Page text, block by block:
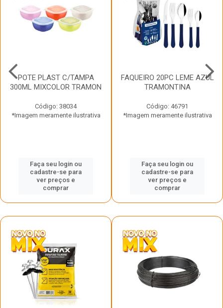
POTE PLAST C/TAMPA
300ML MIXCOLOR TRAMON
Código: 38034
*Imagem meramente ilustrativa
Faça seu login ou
cadastre-se para
ver preços e
comprar
FAQUEIRO 20PC LEME AZUL
TRAMONTINA
Código: 46791
*Imagem meramente ilustrativa
Faça seu login ou
cadastre-se para
ver preços e
comprar